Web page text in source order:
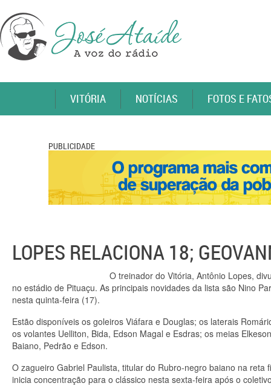
VITÓRIA NOTÍCIAS FOTOS E
PUBLICIDADE
LOPES RELACIONA 18;
O treinador do Vitória, Antônio Lopes,
no estádio de Pituaçu. As principais novidades da lista são Nino
nesta quinta-feira (17).
Estão disponíveis os goleiros Viáfara e Douglas; os laterais
os volantes Uelliton, Bida, Edson Magal e Esdras; os meias
Baiano, Pedrão e Edson.
O zagueiro Gabriel Paulista, titular do Rubro-negro baiano na
inicia concentração para o clássico nesta sexta-feira após o